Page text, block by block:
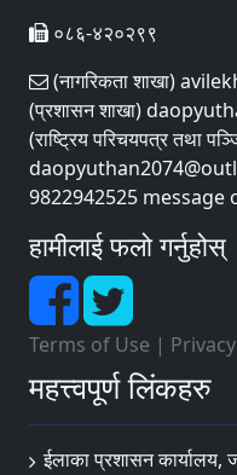
०८६-४२०२९९
(नागरिकता शाखा)
(प्रशासन शाखा)
(राष्ट्रिय परिचयपत्र तथा
9822942525 message
हामीलाई फलो गर्नुहोस्
Terms of Use |
महत्त्वपूर्ण लिंकहरु
ईलाका प्रशासन कार्यालय,